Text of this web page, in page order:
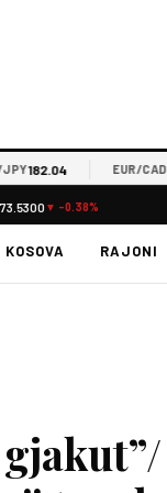
EUR/CAD1.6194
▼ -0.38%
KOSOVA RAJONI